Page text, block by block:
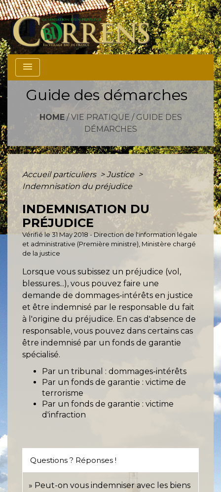
menu
Guide des démarches
HOME/ VIE PRATIQUE / GUIDE DES
DÉMARCHES
Accueil particuliers > Justice >
Indemnisation du préjudice
INDEMNISATION DU
PRÉJUDICE
Vérifié le 31 May 2018 - Direction de l'information légale
et administrative (Première ministre), Ministère chargé
de la justice
Lorsque vous subissez un préjudice (vol,
blessures...), vous pouvez faire une
demande de dommages-intérêts en justice
et être indemnisé par le responsable du fait
à l'origine du préjudice. En cas d'absence de
responsable, vous pouvez dans certains cas
être indemnisé par un fonds de garantie
spécialisé.
Par un tribunal : dommages-intérêts
Par un fonds de garantie : victime de
terrorisme
Par un fonds de garantie : victime
d'infraction
Questions ? Réponses !
Peut-on vous indemniser avec les biens